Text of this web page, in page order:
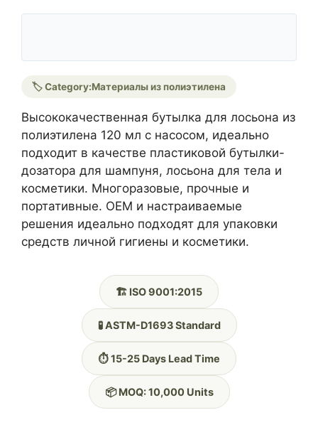
🏷️ Category:Материалы из полиэтилена
Высококачественная бутылка для лосьона из
полиэтилена 120 мл с насосом, идеально
подходит в качестве пластиковой бутылки-
дозатора для шампуня, лосьона для тела и
косметики. Многоразовые, прочные и
портативные. OEM и настраиваемые
решения идеально подходят для упаковки
средств личной гигиены и косметики.
🏗️ ISO 9001:2015
🧪 ASTM-D1693 Standard
⏱️ 15-25 Days Lead Time
📦 MOQ: 10,000 Units